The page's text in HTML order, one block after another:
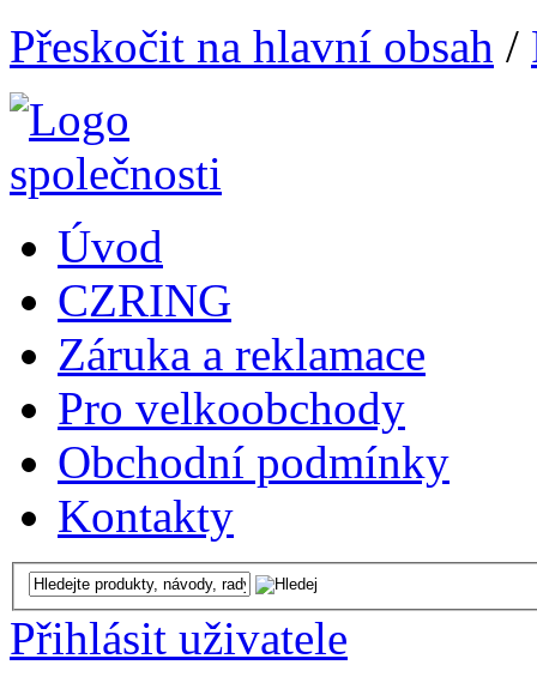
Přeskočit na hlavní obsah /
Úvod
CZRING
Záruka a reklamace
Pro velkoobchody
Obchodní podmínky
Kontakty
Přihlásit uživatele